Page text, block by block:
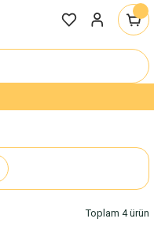
Toplam 4 ürün